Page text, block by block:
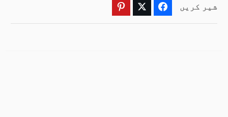
شیر کریں Facebook
Twitter